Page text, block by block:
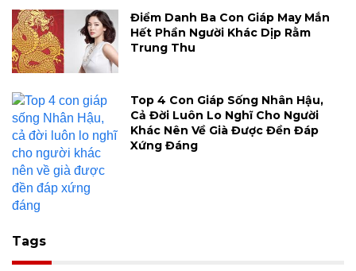
Điểm Danh Ba Con Giáp May Mắn
Hết Phần Người Khác Dịp Rằm
Trung Thu
Top 4 Con Giáp Sống Nhân Hậu,
Cả Đời Luôn Lo Nghĩ Cho Người
Khác Nên Về Già Được Đền Đáp
Xứng Đáng
Tags